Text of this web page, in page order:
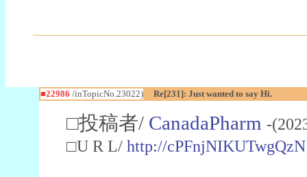
■22986 /inTopicNo.23022) Re[231]: Just wanted to say Hi.
□投稿者/ CanadaPharm -
□U R L/ http://cPFnjNIKUTwgQzN